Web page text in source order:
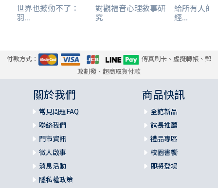
世界也撼動不了：
羽...
對觀福音心理敘事研
究
給所有人的
經...
付款方式：
傳真刷卡、虛擬轉帳、郵
政劃撥、超商取貨付款
關於我們
常見問題FAQ
聯絡我們
門市資訊
徵人啟事
消息活動
隱私權政策
商品快訊
全館新品
館長推薦
禮品專區
校園書饗
即將登場